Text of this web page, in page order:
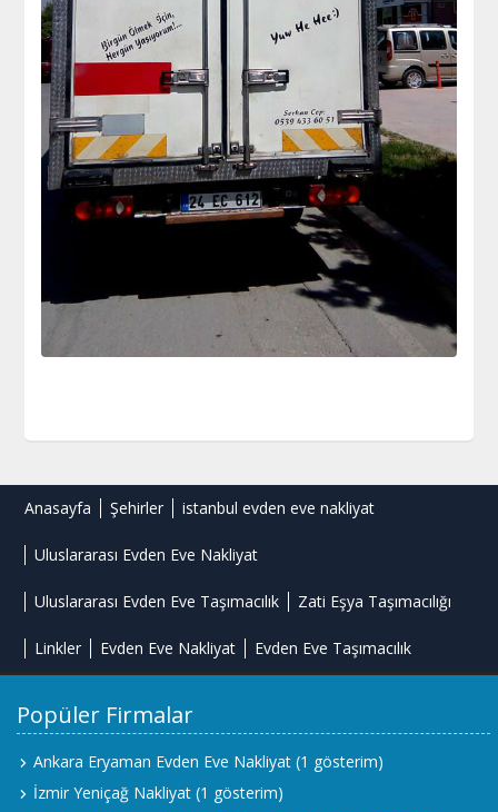
Anasayfa Şehirler istanbul evden eve nakliyat
Uluslararası Evden Eve Nakliyat
Uluslararası Evden Eve Taşımacılık Zati Eşya Taşımacılığı
Linkler Evden Eve Nakliyat Evden Eve Taşımacılık
Popüler Firmalar
Ankara Eryaman Evden Eve Nakliyat (1 gösterim)
İzmir Yeniçağ Nakliyat (1 gösterim)